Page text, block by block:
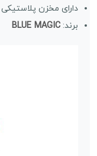
دارای مخزن پلاستیکی
برند: BLUE MAGIC